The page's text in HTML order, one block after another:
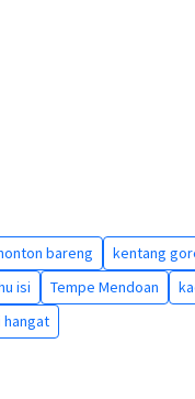
bareng kentang
isi Tempe Mendoan
hangat